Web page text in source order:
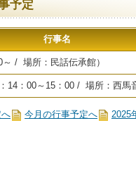
予定
行事名
～ / 場所：民話伝承館）
：14：00～15：00 / 場所：西馬
今月の行事予定へ 2025